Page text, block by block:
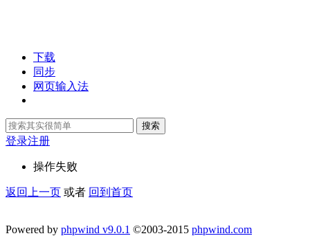
下载
同步
网页输入法
搜索
登录注册
操作失败
返回上一页 或者 回到首页
Powered by phpwind v9.0.1 ©2003-2015 phpwind.com